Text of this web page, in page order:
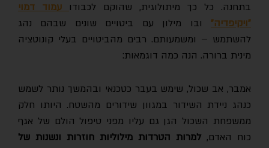
בתחנה. כל כך מיתולוגית, שהוקם לכבודועמוד דמוי
"ויקיפדיה"ובו מילון עם ביטויים שונים שבהם נהג
להשתמש – ומשמעותם. רבים מהביטויים בעלי קונוטציה
מינית ברורה. הנה כמה דוגמאות:
אמבר, אב שכול, שימש בעבר כטכנאי ובהמשך נותר לשמש
כנהג ניידת השידור במגוון שידורים מהשטח. היותו חלק
ממשפחת השכול הגן גם עליו מפני טיפול הולם של אגף
כוח האדם,למרות הטרדות מילוליות חוזרות ונשנות של